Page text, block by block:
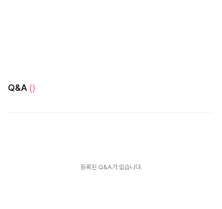
Q&A ()
등록된 Q&A가 없습니다.